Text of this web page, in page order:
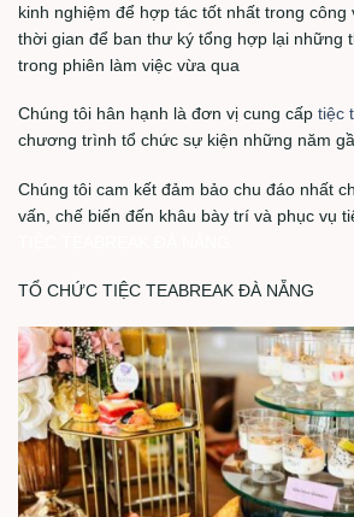
kinh nghiệm để hợp tác tốt nhất trong công
thời gian để ban thư ký tổng hợp lại những
trong phiên làm việc vừa qua
Chúng tôi hân hạnh là đơn vị cung cấp tiệc
chương trình tổ chức sự kiện những năm
Chúng tôi cam kết đảm bảo chu đáo nhất
vấn, chế biến đến khâu bày trí và phục vụ
TỔ CHỨC TIỆC TEABREAK ĐÀ NẴNG